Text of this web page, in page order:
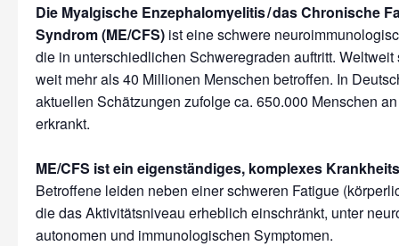
Die Myalgische Enzephalomyelitis/das Chronische
Syndrom (ME/CFS) ist eine schwere
die in unterschiedlichen Schweregraden auftritt.
weit mehr als 40 Millionen Menschen betroffen. In
aktuellen Schätzungen zufolge ca. 650.000 Menschen
erkrankt.
ME/CFS ist ein eigenständiges, komplexes
Betroffene leiden neben einer schweren Fatigue
die das Aktivitätsniveau erheblich einschränkt, unter
autonomen und immunologischen Symptomen.